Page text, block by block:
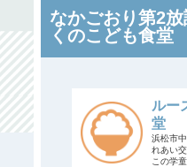
なかごおり第2
くのこども食堂
ルー
堂
浜松市
れあい
この学